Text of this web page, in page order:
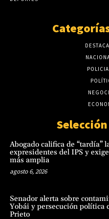
Abogado califica de “tardía”
expresidentes del IPS y
más amplia
agosto 6, 2026
Senador alerta sobre
Yobái y persecución política
Prieto